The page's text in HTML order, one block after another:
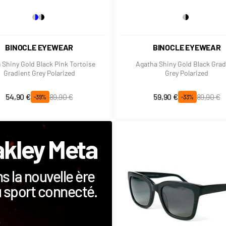
BINOCLE EYEWEAR
Shiny Gold Black Pink Tortoise
Gradient Grey Polarized
Prix spécial
54,90 € -39%
Prix normal
89,90 €
BINOCLE EYEWEAR
Agatha Shiny Gold Black
Grey Polarized
Prix spécial
59,90 € -33%
Prix normal
89,90 €
Meta
la nouvelle ère
sport connecté.